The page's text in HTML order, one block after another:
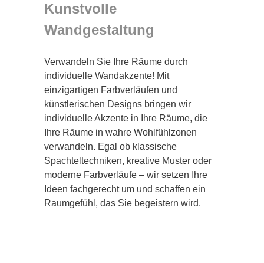
Kunstvolle
Wandgestaltung
Verwandeln Sie Ihre Räume durch
individuelle Wandakzente! Mit
einzigartigen Farbverläufen und
künstlerischen Designs bringen wir
individuelle Akzente in Ihre Räume, die
Ihre Räume in wahre Wohlfühlzonen
verwandeln. Egal ob klassische
Spachteltechniken, kreative Muster oder
moderne Farbverläufe – wir setzen Ihre
Ideen fachgerecht um und schaffen ein
Raumgefühl, das Sie begeistern wird.